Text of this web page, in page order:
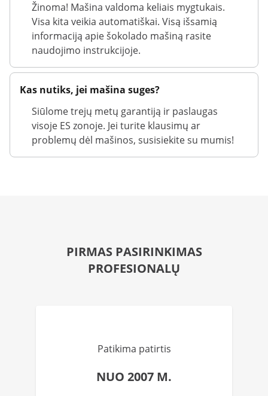
Žinoma! Mašina valdoma keliais mygtukais.
Visa kita veikia automatiškai. Visą išsamią
informaciją apie šokolado mašiną rasite
naudojimo instrukcijoje.
Kas nutiks, jei mašina suges?
Siūlome trejų metų garantiją ir paslaugas
visoje ES zonoje. Jei turite klausimų ar
problemų dėl mašinos, susisiekite su mumis!
PIRMAS PASIRINKIMAS
PROFESIONALŲ
Patikima patirtis
NUO 2007 M.